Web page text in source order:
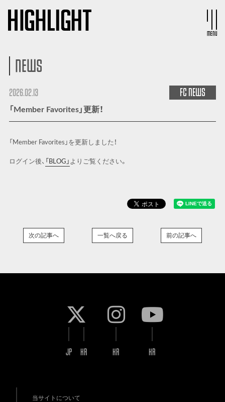
MENU
NEWS
2026.02.13 FCNEWS
「Member Favorites」更新！
「Member Favorites」を更新しました！
ログイン後、 「BLOG」 よりご覧ください。
次の記事へ 一覧へ戻る 前の記事へ
JP KR KR KR
当サイトについて